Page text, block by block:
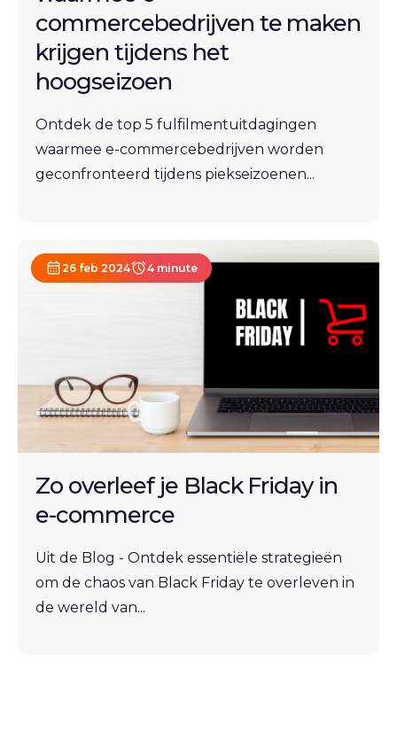
commercebedrijven te maken
krijgen tijdens het
hoogseizoen
Ontdek de top 5 fulfilmentuitdagingen
waarmee e-commercebedrijven worden
geconfronteerd tijdens piekseizoenen...
26 feb 2024 4 minute
Zo overleef je Black Friday in
e-commerce
Uit de Blog - Ontdek essentiële strategieën
om de chaos van Black Friday te overleven in
de wereld van...